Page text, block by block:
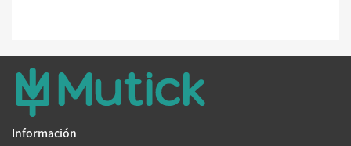
Información